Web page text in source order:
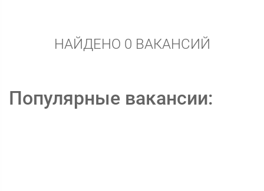
НАЙДЕНО 0 ВАКАНСИЙ
Популярные вакансии: